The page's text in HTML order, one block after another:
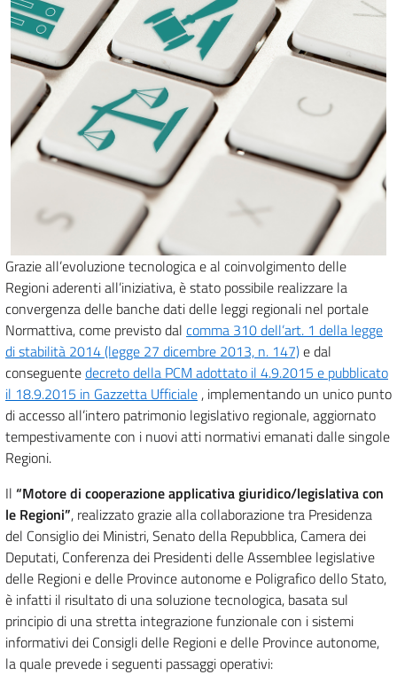
Grazie all’evoluzione tecnologica e al coinvolgimento delle
Regioni aderenti all’iniziativa, è stato possibile realizzare la
convergenza delle banche dati delle leggi regionali nel portale
Normattiva, come previsto dal comma 310 dell’art. 1 della legge
di stabilità 2014 (legge 27 dicembre 2013, n. 147)e dal
conseguentedecreto della PCM adottato il 4.9.2015 e pubblicato
il 18.9.2015 in Gazzetta Ufficiale , implementando un unico punto
di accesso all’intero patrimonio legislativo regionale, aggiornato
tempestivamente con i nuovi atti normativi emanati dalle singole
Regioni.
Il “Motore di cooperazione applicativa giuridico/legislativa con
le Regioni”, realizzato grazie alla collaborazione tra Presidenza
del Consiglio dei Ministri, Senato della Repubblica, Camera dei
Deputati, Conferenza dei Presidenti delle Assemblee legislative
delle Regioni e delle Province autonome e Poligrafico dello Stato,
è infatti il risultato di una soluzione tecnologica, basata sul
principio di una stretta integrazione funzionale con i sistemi
informativi dei Consigli delle Regioni e delle Province autonome,
la quale prevede i seguenti passaggi operativi: